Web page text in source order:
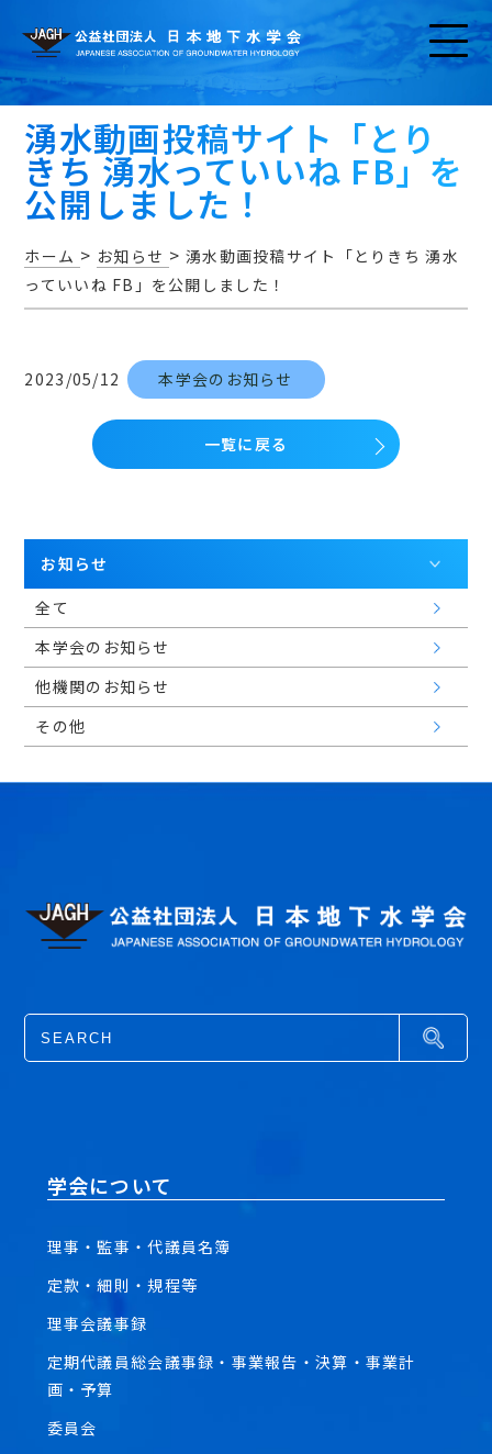
お知らせ
アクセス・問い合わせ
日本語
湧水動画投稿サイト「とり
きち 湧水っていいね FB」を
公開しました！
ホーム > お知らせ >湧水動画投稿サイト「とりきち 湧水
っていいね FB」を公開しました！
2023/05/12 本学会のお知らせ
一覧に戻る
お知らせ
全て
本学会のお知らせ
他機関のお知らせ
その他
学会について
理事・監事・代議員名簿
定款・細則・規程等
理事会議事録
定期代議員総会議事録・事業報告・決算・事業計
画・予算
委員会